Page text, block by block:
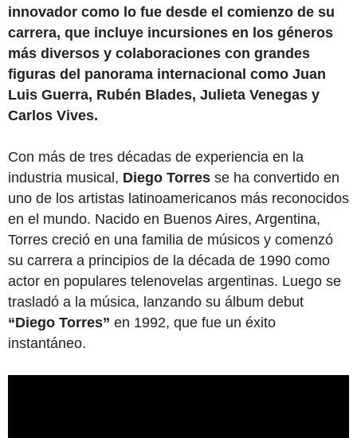
innovador como lo fue desde el comienzo de su
carrera, que incluye incursiones en los géneros
más diversos y colaboraciones con grandes
figuras del panorama internacional como Juan
Luis Guerra, Rubén Blades, Julieta Venegas y
Carlos Vives.
Con más de tres décadas de experiencia en la
industria musical, Diego Torres se ha convertido en
uno de los artistas latinoamericanos más reconocidos
en el mundo. Nacido en Buenos Aires, Argentina,
Torres creció en una familia de músicos y comenzó
su carrera a principios de la década de 1990 como
actor en populares telenovelas argentinas. Luego se
trasladó a la música, lanzando su álbum debut
“Diego Torres” en 1992, que fue un éxito
instantáneo.